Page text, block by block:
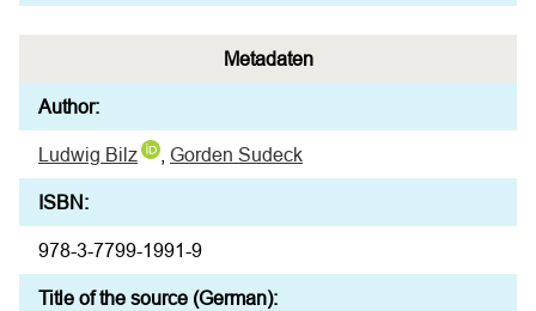
Metadaten
Author:
Ludwig Bilz Gorden Sudeck
ISBN:
978-3-7799-1991-9
Title of the source (German):